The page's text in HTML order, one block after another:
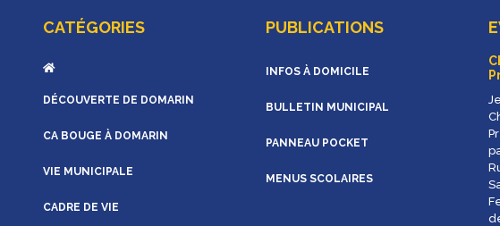
CATÉGORIES
DÉCOUVERTE DE DOMARIN
CA BOUGE À DOMARIN
VIE MUNICIPALE
CADRE DE VIE
PUBLICATIONS
INFOS À DOMICILE
BULLETIN MUNICIPAL
PANNEAU POCKET
MENUS SCOLAIRES